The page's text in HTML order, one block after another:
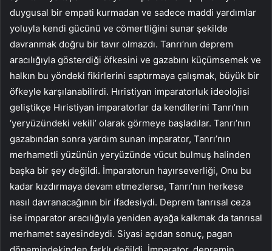
duygusal bir empati kurmadan ve sadece maddi yardımlar
yoluyla kendi gücünü ve cömertliğini sunar şekilde
davranmak doğru bir tavır olmazdı. Tanrı’nın deprem
aracılığıyla gösterdiği öfkesini ve gazabını küçümsemek ve
halkın bu yöndeki fikirlerini saptırmaya çalışmak, büyük bir
öfkeyle karşılanabilirdi. Hıristiyan imparatorluk ideolojisi
geliştikçe Hıristiyan imparatorlar da kendilerini Tanrı’nın
‘yeryüzündeki vekili’ olarak görmeye başladılar. Tanrı’nın
gazabından sonra yardım sunan imparator, Tanrı’nın
merhametli yüzünün yeryüzünde vücut bulmuş halinden
başka bir şey değildi. İmparatorun hayırseverliği, Onu bu
kadar kızdırmaya devam etmezlerse, Tanrı’nın herkese
nasıl davranacağının bir ifadesiydi. Deprem tanrısal ceza
ise imparator aracılığıyla yeniden ayağa kalkmak da tanrısal
merhamet sayesindeydi. Siyasi açıdan sonuç, pagan